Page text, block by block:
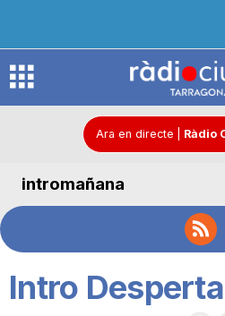
R
d
Ara en directe Ràdio
intromañana
Intro